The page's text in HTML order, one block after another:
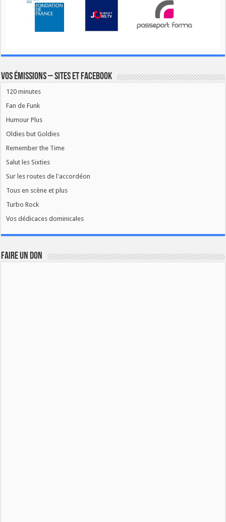
Vos émissions – Sites et Facebook
120 minutes
Fan de Funk
Humour Plus
Oldies but Goldies
Remember the Time
Salut les Sixties
Sur les routes de l'accordéon
Tous en scène et plus
Turbo Rock
Vos dédicaces dominicales
FAIRE UN DON